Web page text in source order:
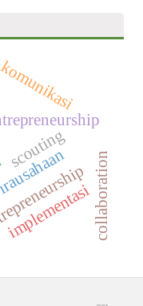
komunikasi
implementasi
scouting
collaboration